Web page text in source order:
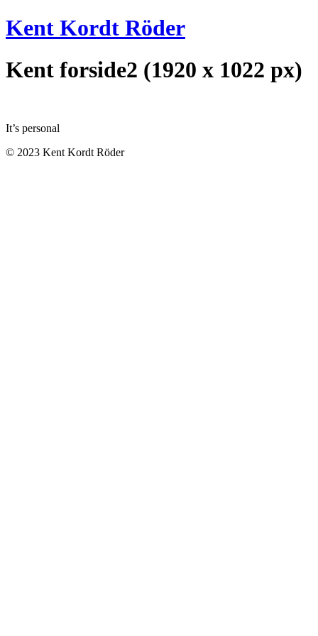
Videre
til
Kent Kordt Röder
Kent forside2 (1920 x 1022 px)
It’s personal
© 2023 Kent Kordt Röder